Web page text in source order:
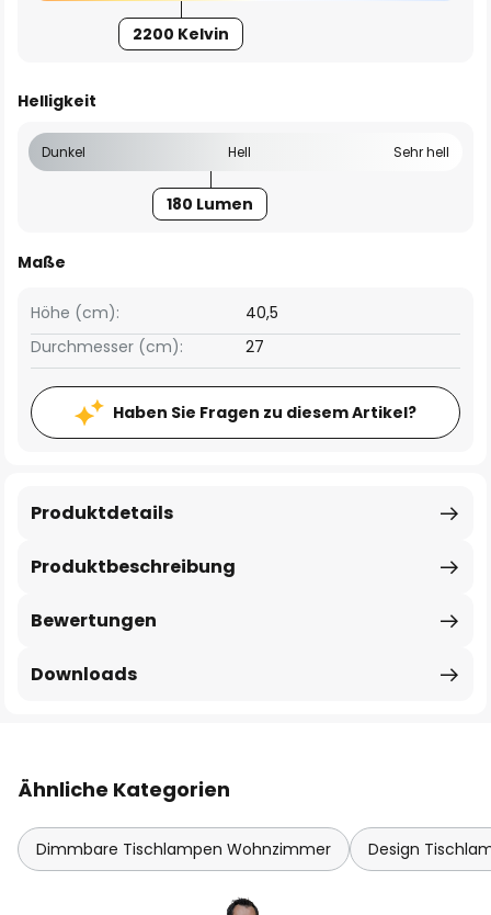
2200 Kelvin
Helligkeit
Dunkel Hell Sehr hell
180 Lumen
Maße
Höhe (cm):
40,5
Durchmesser (cm):
27
Haben Sie Fragen zu diesem Artikel?
Produktbeschreibung
Produktdetails
Bewertungen
Downloads
Ähnliche Kategorien
Dimmbare Tischlampen Wohnzimmer Design